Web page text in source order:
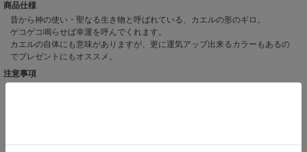
商品仕様
昔から神の使い・聖なる生き物と呼ばれている、カエルの形のギロ。
ゲコゲコ鳴らせば幸運を呼んでくれます。
カエルの自体にも意味がありますが、更に運気アップ出来るカラーもあるの
でプレゼントにもオススメ。
注意事項